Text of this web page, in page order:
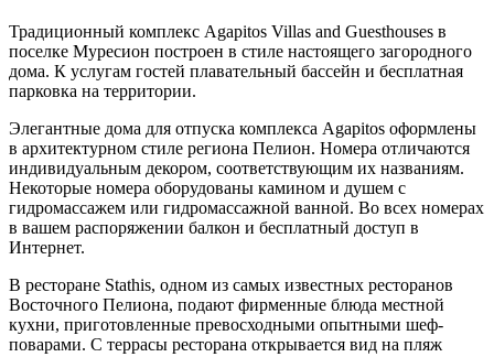
Традиционный комплекс Agapitos Villas and Guesthouses в
поселке Муресион построен в стиле настоящего загородного
дома. К услугам гостей плавательный бассейн и бесплатная
парковка на территории.
Элегантные дома для отпуска комплекса Agapitos оформлены
в архитектурном стиле региона Пелион. Номера отличаются
индивидуальным декором, соответствующим их названиям.
Некоторые номера оборудованы камином и душем с
гидромассажем или гидромассажной ванной. Во всех номерах
в вашем распоряжении балкон и бесплатный доступ в
Интернет.
В ресторане Stathis, одном из самых известных ресторанов
Восточного Пелиона, подают фирменные блюда местной
кухни, приготовленные превосходными опытными шеф-
поварами. С террасы ресторана открывается вид на пляж